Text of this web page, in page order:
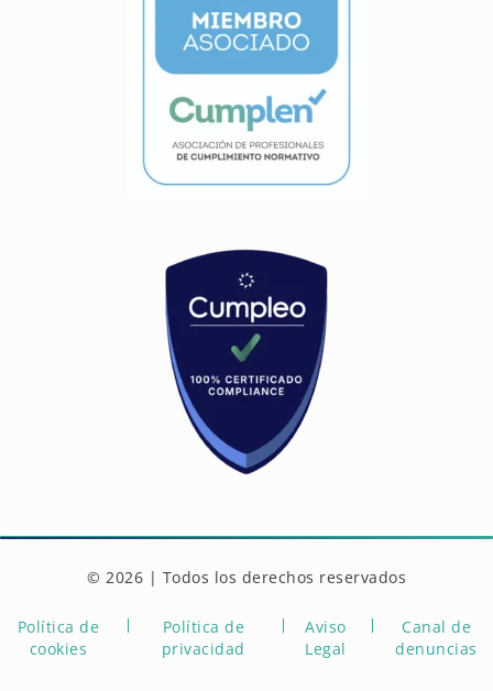
© 2026 | Todos los derechos reservados
Política de
cookies
Política de
privacidad
Aviso
Legal
Canal de
denuncias